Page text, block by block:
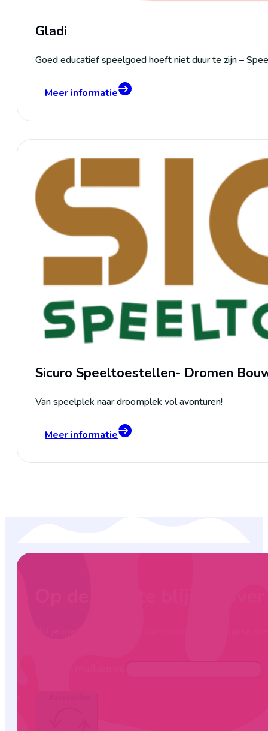
Gladi
Goed educatief speelgoed hoeft niet duur te zijn –
Meer informatie
Sicuro Speeltoestellen- Dromen
Van speelplek naar droomplek vol avonturen!
Meer informatie